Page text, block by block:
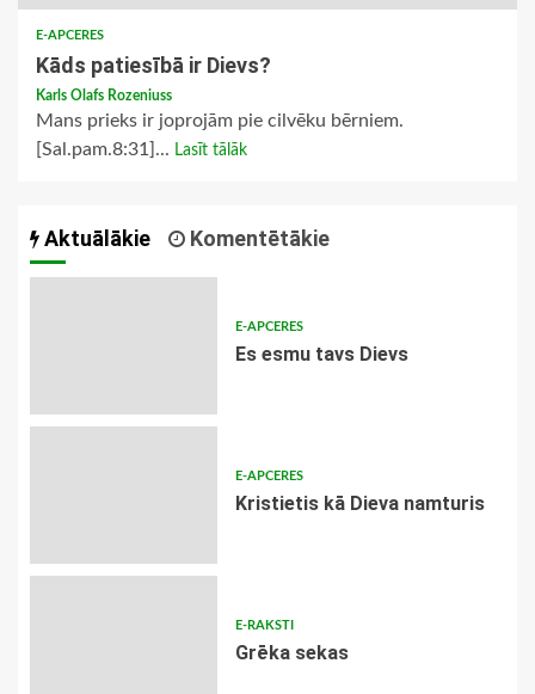
E-APCERES
Kāds patiesībā ir Dievs?
Karls Olafs Rozeniuss
Mans prieks ir joprojām pie cilvēku bērniem.
[Sal.pam.8:31]... Lasīt tālāk
Aktuālākie Komentētākie
E-APCERES
Es esmu tavs Dievs
E-APCERES
Kristietis kā Dieva namturis
E-RAKSTI
Grēka sekas